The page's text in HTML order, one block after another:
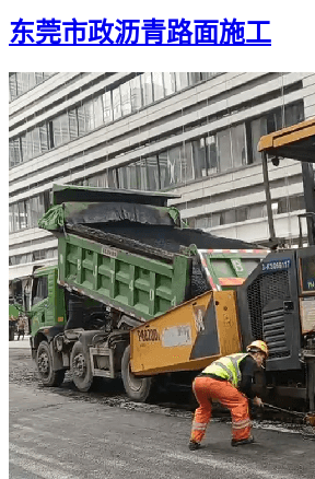
东莞市政沥青路面施工